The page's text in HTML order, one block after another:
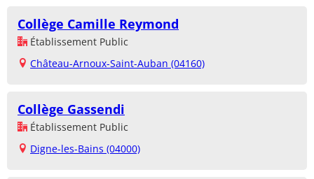
Collège Camille Reymond
Établissement Public
Château-Arnoux-Saint-Auban (04160)
Collège Gassendi
Établissement Public
Digne-les-Bains (04000)